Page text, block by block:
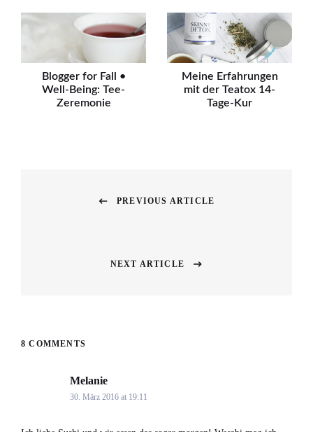
Blogger for Fall •
Well-Being: Tee-
Zeremonie
Meine Erfahrungen
mit der Teatox 14-
Tage-Kur
PREVIOUS ARTICLE
NEXT ARTICLE
8 COMMENTS
Melanie
30. März 2016 at 19:11